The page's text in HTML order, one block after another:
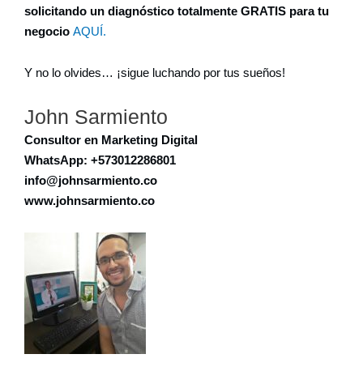
solicitando un diagnóstico totalmente GRATIS para tu
negocio AQUÍ.
Y no lo olvides… ¡sigue luchando por tus sueños!
John Sarmiento
Consultor en Marketing Digital
WhatsApp: +573012286801
info@johnsarmiento.co
www.johnsarmiento.co